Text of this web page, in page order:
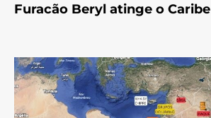
Furacão Beryl atinge o Caribe